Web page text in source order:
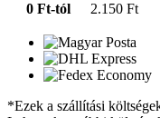
0 Ft-tól
2.150 Ft
*Ezek a szállítási